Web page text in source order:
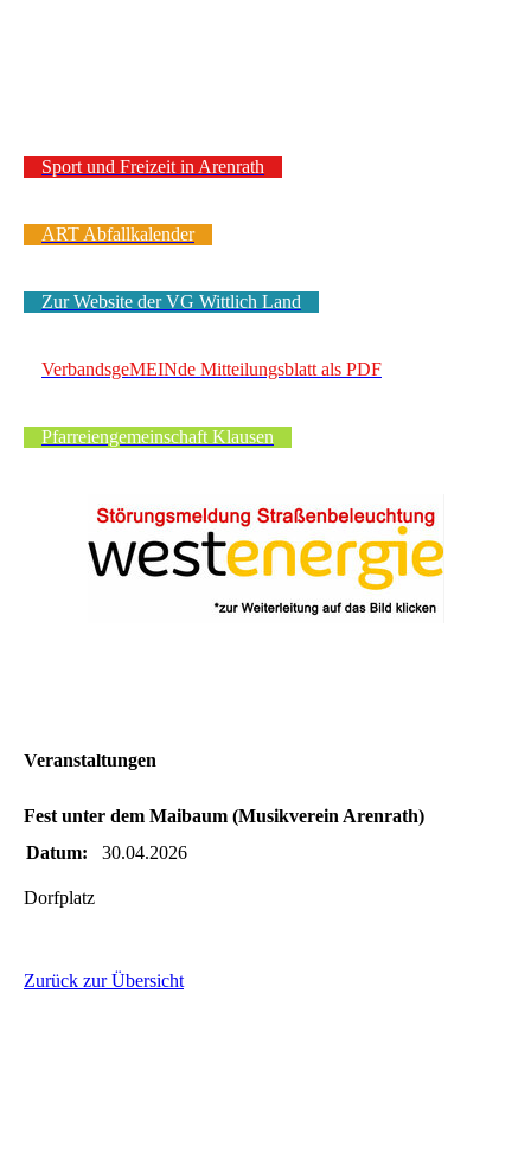
Sport und Freizeit in Arenrath
ART Abfallkalender
Zur Website der VG Wittlich Land
VerbandsgeMEINde Mitteilungsblatt als PDF
Pfarreiengemeinschaft Klausen
Veranstaltungen
Fest unter dem Maibaum (Musikverein Arenrath)
Datum:
30.04.2026
Dorfplatz
Zurück zur Übersicht